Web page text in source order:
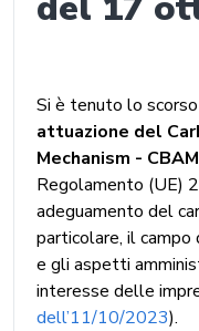
Si è tenuto lo
attuazione del
Mechanism -
Regolamento (UE)
adeguamento del
particolare, il campo
e gli aspetti
interesse delle
dell’11/10/2023).